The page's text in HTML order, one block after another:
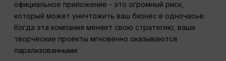
официальное приложение - это огромный риск,
который может уничтожить ваш бизнес в одночасье.
Когда эта компания меняет свою стратегию, ваши
творческие проекты мгновенно оказываются
парализованными.